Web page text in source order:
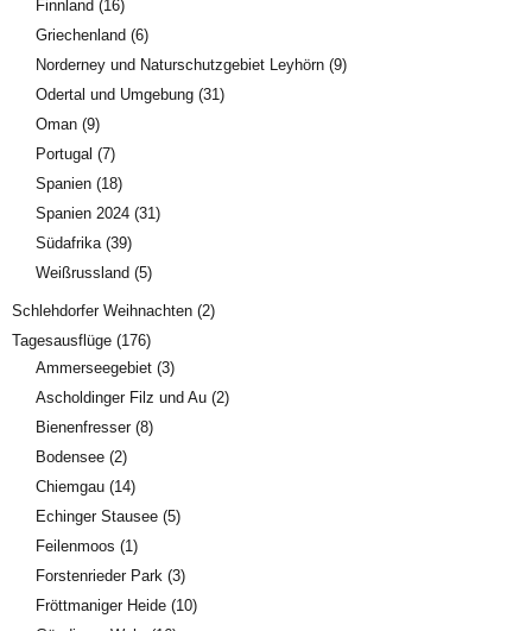
Finnland (16)
Griechenland (6)
Norderney und Naturschutzgebiet Leyhörn (9)
Odertal und Umgebung (31)
Oman (9)
Portugal (7)
Spanien (18)
Spanien 2024 (31)
Südafrika(39)
Weißrussland (5)
Schlehdorfer Weihnachten (2)
Tagesausflüge (176)
Ammerseegebiet (3)
Ascholdinger Filz und Au (2)
Bienenfresser(8)
Bodensee (2)
Chiemgau (14)
Echinger Stausee (5)
Feilenmoos (1)
Forstenrieder Park (3)
Fröttmaniger Heide (10)